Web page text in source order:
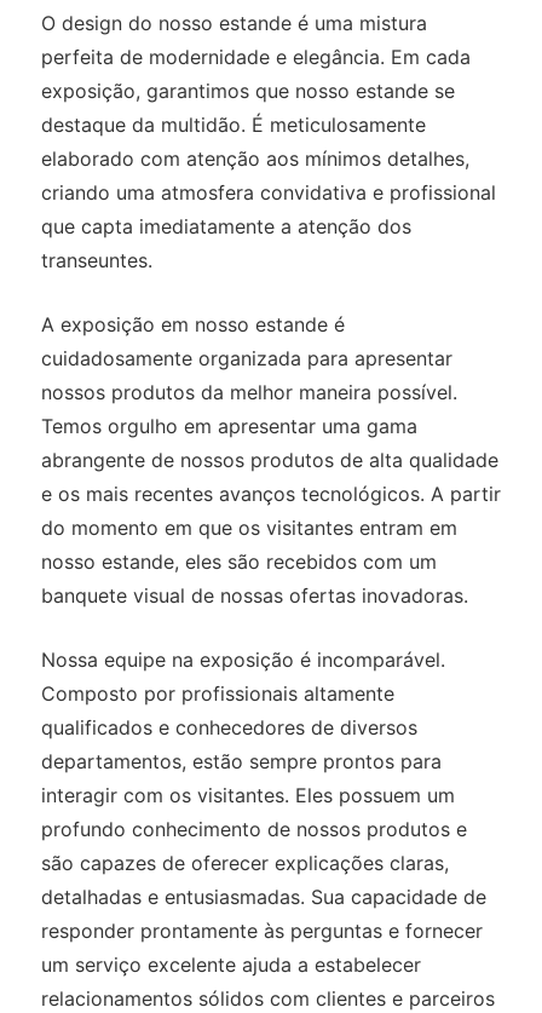
O design do nosso estande é uma mistura
perfeita de modernidade e elegância. Em cada
exposição, garantimos que nosso estande se
destaque da multidão. É meticulosamente
elaborado com atenção aos mínimos detalhes,
criando uma atmosfera convidativa e profissional
que capta imediatamente a atenção dos
transeuntes.
A exposição em nosso estande é
cuidadosamente organizada para apresentar
nossos produtos da melhor maneira possível.
Temos orgulho em apresentar uma gama
abrangente de nossos produtos de alta qualidade
e os mais recentes avanços tecnológicos. A partir
do momento em que os visitantes entram em
nosso estande, eles são recebidos com um
banquete visual de nossas ofertas inovadoras.
Nossa equipe na exposição é incomparável.
Composto por profissionais altamente
qualificados e conhecedores de diversos
departamentos, estão sempre prontos para
interagir com os visitantes. Eles possuem um
profundo conhecimento de nossos produtos e
são capazes de oferecer explicações claras,
detalhadas e entusiasmadas. Sua capacidade de
responder prontamente às perguntas e fornecer
um serviço excelente ajuda a estabelecer
relacionamentos sólidos com clientes e parceiros